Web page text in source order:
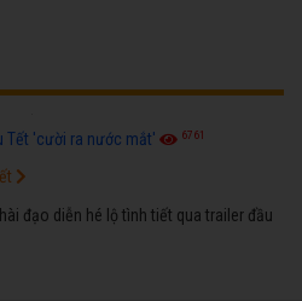
Tết 'cười ra nước mắt' 6761
đạo diễn hé lộ tình tiết qua trailer đầu